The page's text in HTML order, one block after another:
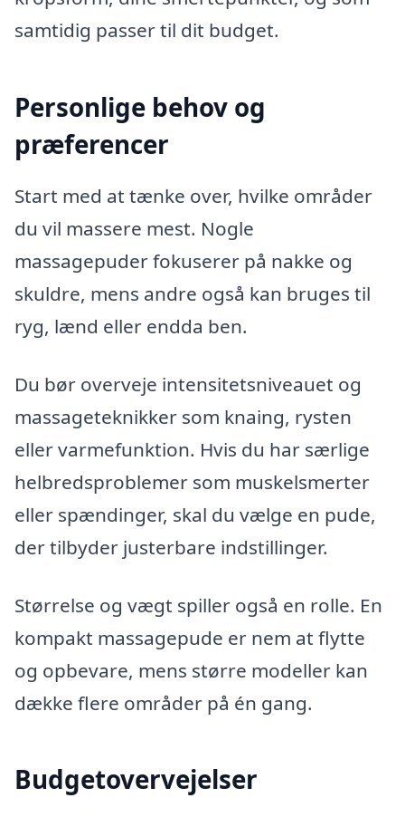
samtidig passer til dit budget.
Personlige behov og
præferencer
Start med at tænke over, hvilke områder
du vil massere mest. Nogle
massagepuder fokuserer på nakke og
skuldre, mens andre også kan bruges til
ryg, lænd eller endda ben.
Du bør overveje intensitetsniveauet og
massageteknikker som knaing, rysten
eller varmefunktion. Hvis du har særlige
helbredsproblemer som muskelsmerter
eller spændinger, skal du vælge en pude,
der tilbyder justerbare indstillinger.
Størrelse og vægt spiller også en rolle. En
kompakt massagepude er nem at flytte
og opbevare, mens større modeller kan
dække flere områder på én gang.
Budgetovervejelser